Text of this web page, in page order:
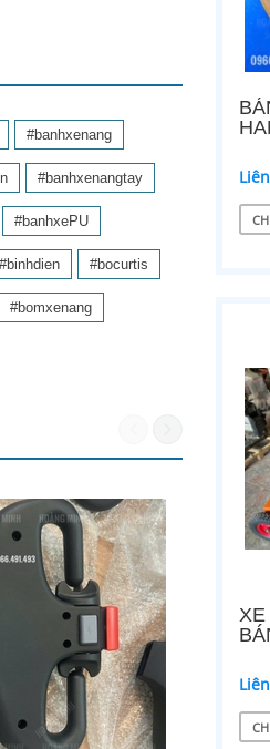
XE
#banhxenang
#banhxenangtay
#banhxePU
#binhdien #bocurtis
#bomxenang